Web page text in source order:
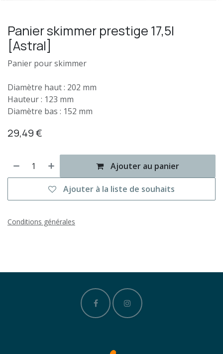
Panier skimmer prestige 17,5l
[Astral]
Panier pour skimmer
Diamètre haut : 202 mm
Hauteur : 123 mm
Diamètre bas : 152 mm
29,49€
Ajouter au panier
Ajouter à la liste de souhaits
Conditions générales